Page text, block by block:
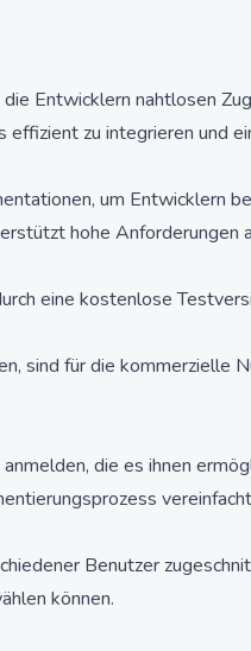
Entwicklern nahtlosen
zu integrieren und
um Entwicklern
hohe
eine kostenlose
sind für die
die es ihnen
Benutzer
können.